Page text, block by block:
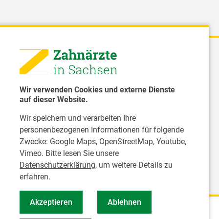
Wir verwenden Cookies und externe Dienste
auf dieser Website.
Wir speichern und verarbeiten Ihre
personenbezogenen Informationen für folgende
Zwecke: Google Maps, OpenStreetMap, Youtube,
Vimeo. Bitte lesen Sie unsere
Datenschutzerklärung, um weitere Details zu
erfahren.
Akzeptieren Ablehnen
Landeszahnärztekammer Sachsen
sachsen.de
- Landesarbeitsgemeinschaft für
des Freistaates Sachsen e.V.